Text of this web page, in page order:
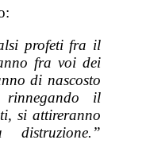
profeti fra il
fra voi dei
di nascosto
il
si attireranno